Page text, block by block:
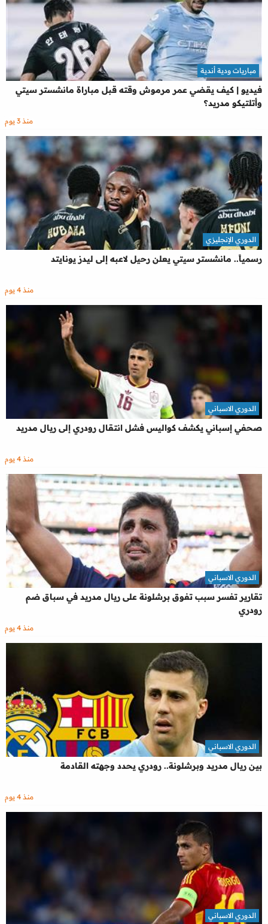
فيديو | كيف يقضي عمر مرموش وقته قبل مباراة مانشستر سيتي
وأتلتيكو مدريد؟
مباريات ودية أندية
منذ 3 يوم
رسمياً.. مانشستر سيتي يعلن رحيل لاعبه إلى ليدز يونايتد
الدوري الإنجليزي
منذ 4 يوم
صحفي إسباني يكشف كواليس فشل انتقال رودري إلى ريال مدريد
الدوري الاسباني
منذ 4 يوم
تقارير تفسر سبب تفوق برشلونة على ريال مدريد في سباق ضم
رودري
الدوري الاسباني
منذ 4 يوم
بين ريال مدريد وبرشلونة.. رودري يحدد وجهته القادمة
الدوري الاسباني
منذ 4 يوم
الدوري الاسباني